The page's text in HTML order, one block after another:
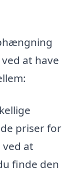
at have
priser for
at
finde den